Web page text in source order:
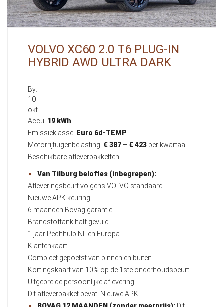
VOLVO XC60 2.0 T6 PLUG-IN
HYBRID AWD ULTRA DARK
By::
10
okt
Accu: 19 kWh
Emissieklasse: Euro 6d-TEMP
Motorrijtuigenbelasting: € 387 – € 423 per kwartaal
Beschikbare afleverpakketten:
Van Tilburg beloftes (inbegrepen):
Afleveringsbeurt volgens VOLVO standaard
Nieuwe APK keuring
6 maanden Bovag garantie
Brandstoftank half gevuld
1 jaar Pechhulp NL en Europa
Klantenkaart
Compleet gepoetst van binnen en buiten
Kortingskaart van 10% op de 1ste onderhoudsbeurt
Uitgebreide persoonlijke aflevering
Dit afleverpakket bevat: Nieuwe APK